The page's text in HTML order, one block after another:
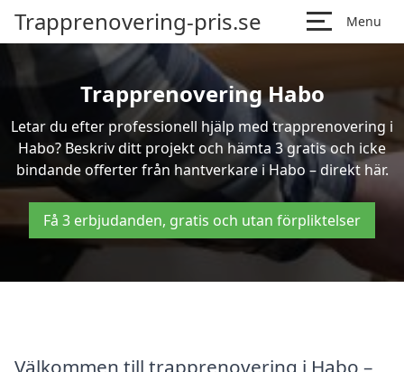
Trapprenovering-pris.se Menu
Trapprenovering Habo
Letar du efter professionell hjälp med trapprenovering i
Habo? Beskriv ditt projekt och hämta 3 gratis och icke
bindande offerter från hantverkare i Habo – direkt här.
Få 3 erbjudanden, gratis och utan förpliktelser
Välkommen till trapprenovering i Habo –